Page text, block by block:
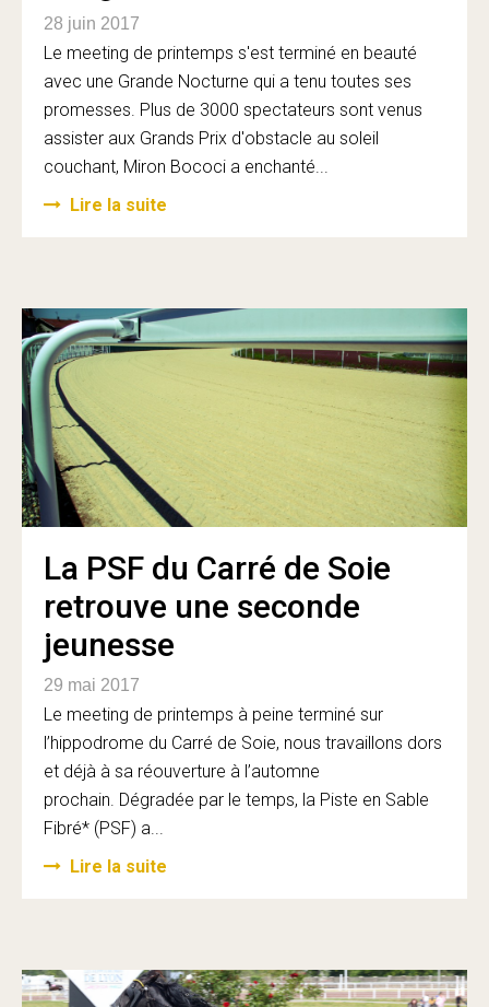
28 juin 2017
Le meeting de printemps s'est terminé en beauté
avec une Grande Nocturne qui a tenu toutes ses
promesses. Plus de 3000 spectateurs sont venus
assister aux Grands Prix d'obstacle au soleil
couchant, Miron Bococi a enchanté...
Lire la suite
La PSF du Carré de Soie
retrouve une seconde
jeunesse
29 mai 2017
Le meeting de printemps à peine terminé sur
l’hippodrome du Carré de Soie, nous travaillons dors
et déjà à sa réouverture à l’automne
prochain. Dégradée par le temps, la Piste en Sable
Fibré* (PSF) a...
Lire la suite